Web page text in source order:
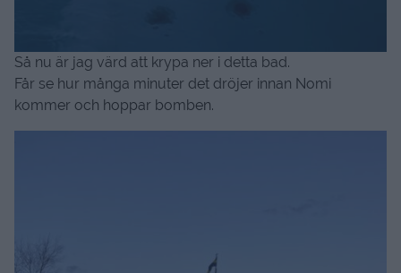
Så nu är jag värd att krypa ner i detta bad.
Får se hur många minuter det dröjer innan Nomi
kommer och hoppar bomben.